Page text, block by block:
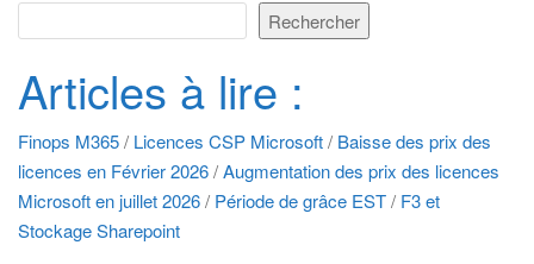
Rechercher
Articles à lire :
Finops M365/ Licences CSP Microsoft/ Baisse des prix des
licences en Février 2026/Augmentation des prix des licences
Microsoft en juillet 2026/ Période de grâce EST/ F3 et
Stockage Sharepoint